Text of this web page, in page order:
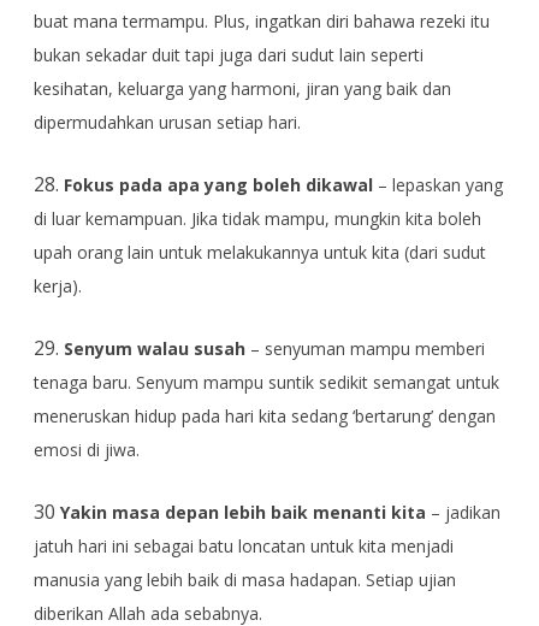
buat mana termampu. Plus, ingatkan diri bahawa rezeki itu
bukan sekadar duit tapi juga dari sudut lain seperti
kesihatan, keluarga yang harmoni, jiran yang baik dan
dipermudahkan urusan setiap hari.
28. Fokus pada apa yang boleh dikawal – lepaskan yang
di luar kemampuan. Jika tidak mampu, mungkin kita boleh
upah orang lain untuk melakukannya untuk kita (dari sudut
kerja).
29. Senyum walau susah – senyuman mampu memberi
tenaga baru. Senyum mampu suntik sedikit semangat untuk
meneruskan hidup pada hari kita sedang ‘bertarung’ dengan
emosi di jiwa.
30 Yakin masa depan lebih baik menanti kita – jadikan
jatuh hari ini sebagai batu loncatan untuk kita menjadi
manusia yang lebih baik di masa hadapan. Setiap ujian
diberikan Allah ada sebabnya.